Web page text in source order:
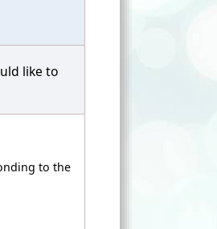
like to
to the